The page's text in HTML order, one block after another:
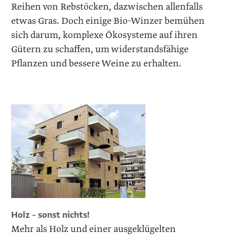
Reihen von Rebstöcken, ­dazwischen allenfalls
etwas Gras. Doch einige Bio-Winzer bemühen
sich darum, komplexe Ökosysteme auf ihren
Gütern zu schaffen, um widerstandsfähige
Pflanzen und bessere Weine zu erhalten.
Holz – sonst nichts!
Mehr als Holz und einer ausge­klügelten